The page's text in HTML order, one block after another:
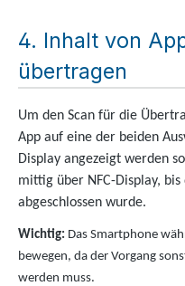
Inhalt von
übertragen
Um den Scan für die
App auf eine der beiden
Display angezeigt werden
mittig über NFC-Display,
abgeschlossen wurde.
Wichtig: Das Smartphone
bewegen, da der Vorgang
werden muss.